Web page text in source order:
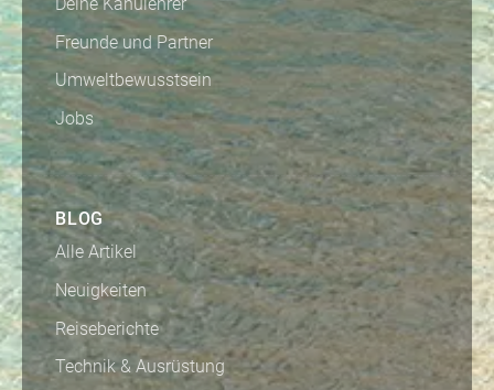
Freunde und Partner
Umweltbewusstsein
Jobs
BLOG
Alle Artikel
Neuigkeiten
Reiseberichte
Technik & Ausrüstung